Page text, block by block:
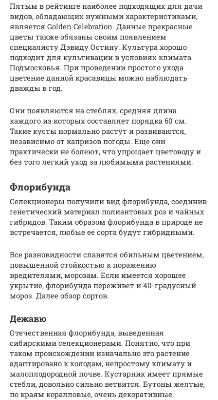
Пятым в рейтинге наиболее подходящих для дачи
видов, обладающих нужными характеристиками,
является Golden Celebration. Данные прекрасные
цветы также обязаны своим появлением
специалисту Дэвиду Остину. Культура хорошо
подходит для культивации в условиях климата
Подмосковья. При проведении простого ухода
цветение данной красавицы можно наблюдать
дважды в год.
Они появляются на стеблях, средняя длина
каждого из которых составляет порядка 60 см.
Такие кусты нормально растут и развиваются,
независимо от капризов погоды. Еще они
практически не болеют, что упрощает цветоводу и
без того легкий уход за любимыми растениями.
Флорибунда
Селекционеры получили вид флорибунда, соединив
генетический материал полиантовых роз и чайных
гибридов. Таким образом флорибунда в природе не
встречается, любые ее сорта будут гибридными.
Все разновидности славятся обильным цветением,
повышенной стойкостью к поражению
вредителями, морозам. Если имеется хорошее
укрытие, флорибунда переживет и 40-градусный
мороз. Далее обзор сортов.
Дежавю
Отечественная флорибунда, выведенная
сибирскими селекционерами. Понятно, что при
таком происхождении изначально это растение
адаптировано к холодам, непростому климату и
малоплодородной почве. Кустарник имеет прямые
стебли, довольно сильно ветвится. Бутоны желтые,
по краям коралловые, очень декоративные.